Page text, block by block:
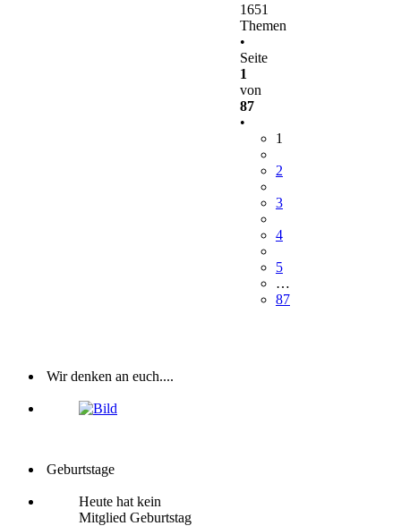
1651
Themen
•
Seite
1
von
87
•
1
2
3
4
5
…
87
Wir denken an euch....
Geburtstage
Heute hat kein
Mitglied Geburtstag